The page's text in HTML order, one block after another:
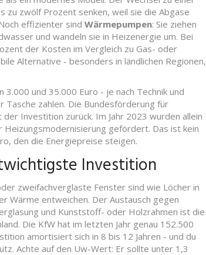
zu zwölf Prozent senken, weil sie die Abgase
effizienter sind Wärmepumpen: Sie ziehen
und wandeln sie in Heizenergie um. Bei
der Kosten im Vergleich zu Gas- oder
Alternative - besonders in ländlichen Regionen,
und 35.000 Euro - je nach Technik und
Tasche zahlen. Die Bundesförderung für
Investition zurück. Im Jahr 2023 wurden allein
Heizungsmodernisierung gefördert. Das ist kein
den die Energiepreise steigen.
Investition
zweifachverglaste Fenster sind wie Löcher in
Wärme entweichen. Der Austausch gegen
und Kunststoff- oder Holzrahmen ist die
Die KfW hat im letzten Jahr genau 152.500
amortisiert sich in 8 bis 12 Jahren - und du
Achte auf den Uw-Wert: Er sollte unter 1,3